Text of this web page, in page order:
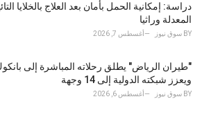
:دراسة: إمكانية الحمل بأمان بعد العلاج بالخلايا
المعدلة وراثيا
BY سوق نيوز أغسطس 7, 2026
"طيران الرياض" يطلق رحلاته المباشرة إلى
ويعزز شبكته الدولية إلى 14 وجهة
BY سوق نيوز أغسطس 6, 2026